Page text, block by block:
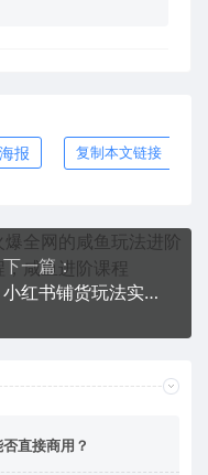
报 复制本文链接
下一篇：
小红书铺货玩法实战课，流量大 竞争小 非常好做 新赛道 可复制 可团队操作
直接商用？